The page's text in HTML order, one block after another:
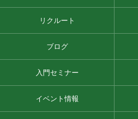
リクルート
ブログ
入門セミナー
イベント情報